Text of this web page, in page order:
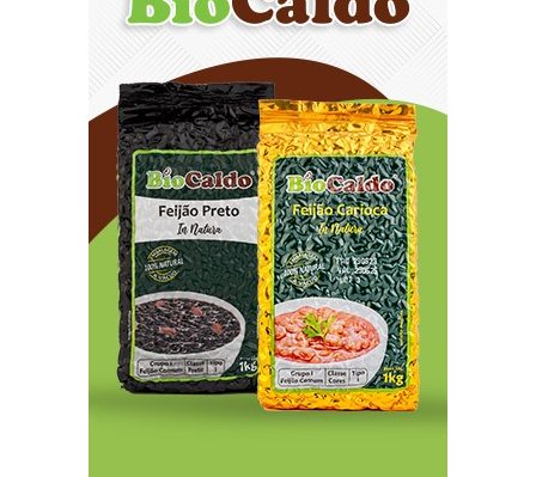
para baixa umidade do ar nesta sexta-feira (7)
Ampliada oferta de tratamento menos invasivo
para obstruções nas artérias do coração no
Hospital de Base
Sala de Concerto, da Rádio MEC, celebra
Radamés Gnattali nesta sexta
Indígenas Pirahã vão ter acesso a consultas e
exames em expedição do SUS no Amazonas